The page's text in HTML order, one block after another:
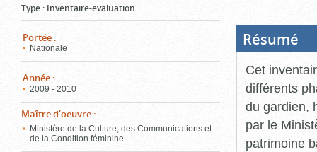
Type : Inventaire-évaluation
Portée :
Nationale
Année :
2009 - 2010
Maître d'oeuvre :
Ministère de la Culture, des Communications et
de la Condition féminine
Résumé
Cet
différents
du gardien,
par le
patrimoine